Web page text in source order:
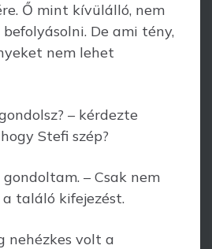
Ő mint kívülálló, nem
De ami tény,
nem lehet
– kérdezte
Stefi szép?
– Csak nem
találó kifejezést.
nehézkes volt a